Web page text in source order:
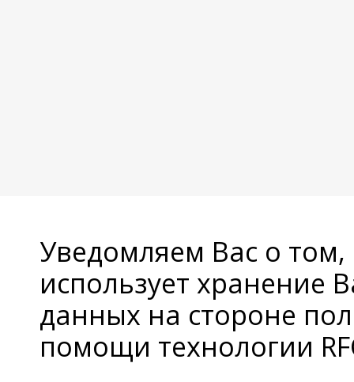
Уведомляем Вас о
использует хранение
данных на стороне
помощи технологии